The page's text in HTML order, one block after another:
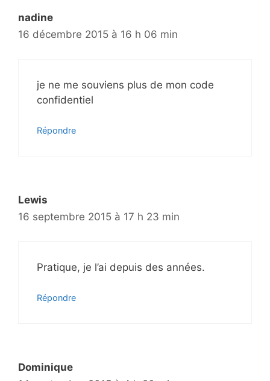
nadine
16 décembre 2015 à 16 h 06 min
je ne me souviens plus de mon code
confidentiel
Répondre
Lewis
16 septembre 2015 à 17 h 23 min
Pratique, je l’ai depuis des années.
Répondre
Dominique